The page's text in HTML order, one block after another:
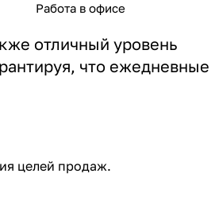
Работа в офисе
отличный уровень
что ежедневные
целей продаж.